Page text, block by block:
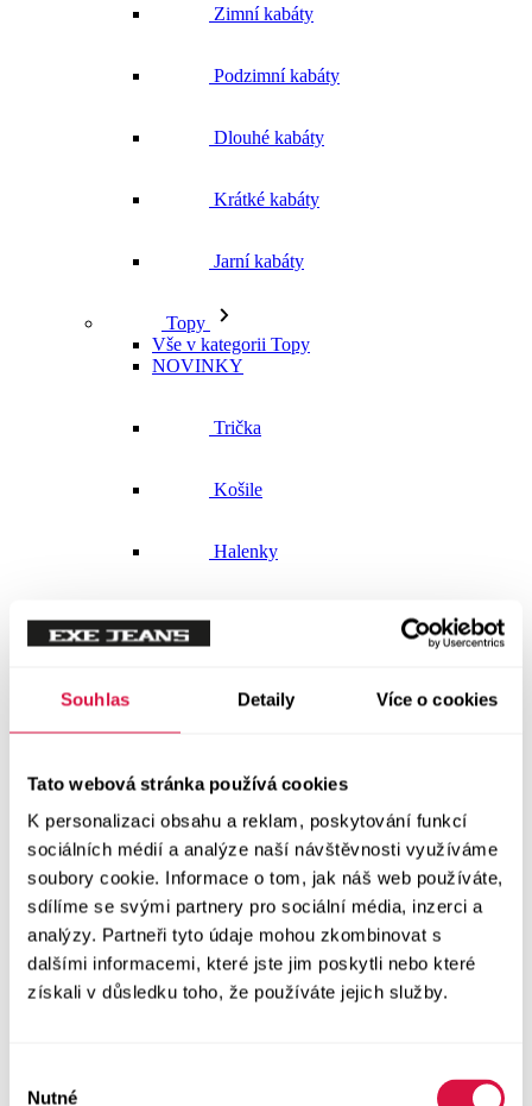
Souhlas Detaily Více o cookies
Tato webová stránka používá cookies
K personalizaci obsahu a reklam, poskytování funkcí
sociálních médií a analýze naší návštěvnosti využíváme
soubory cookie. Informace o tom, jak náš web používáte,
sdílíme se svými partnery pro sociální média, inzerci a
analýzy. Partneři tyto údaje mohou zkombinovat s
dalšími informacemi, které jste jim poskytli nebo které
získali v důsledku toho, že používáte jejich služby.
Nutné
Zimní kabáty
Podzimní kabáty
Dlouhé kabáty
Krátké kabáty
Jarní kabáty
Topy
Vše v kategorii Topy
NOVINKY
Trička
Košile
Halenky
Vše v kategorii Svetry a mikiny
Mikiny
Svetry
Šaty a sukně
Vše v kategorii Šaty a sukně
NOVINKY
Letní šaty